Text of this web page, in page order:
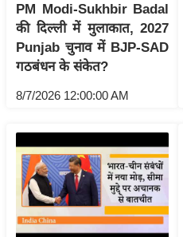
फ
स्टा
इ
ल
टे
जी
ब्यू
टी
/
PM Modi-Sukhbir Badal
की दिल्ली में मुलाकात, 2027
Punjab चुनाव में BJP-SAD
गठबंधन के संकेत?
8/7/2026 12:00:00 AM